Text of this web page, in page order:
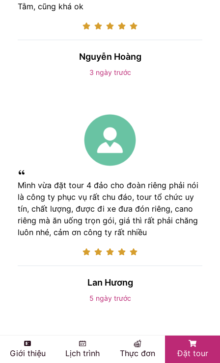
Tằm, cũng khá ok
Nguyễn Hoàng
3 ngày trước
Mình vừa đặt tour 4 đảo cho đoàn riêng phải nói
là công ty phục vụ rất chu đáo, tour tổ chức uy
tín, chất lượng, được đi xe đưa đón riêng, cano
riêng mà ăn uống trọn gói, giá thì rất phải chăng
luôn nhé, cảm ơn công ty rất nhiều
Lan Hương
5 ngày trước
Giới thiệu Lịch trình Thực đơn Đặt tour